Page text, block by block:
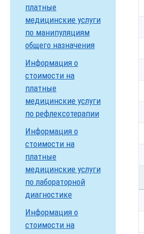
платные
медицинские услуги
по манипуляциям
общего назначения
Информация о
стоимости на
платные
медицинские услуги
по рефлексотерапии
Информация о
стоимости на
платные
медицинские услуги
по лабораторной
диагностике
Информация о
стоимости на